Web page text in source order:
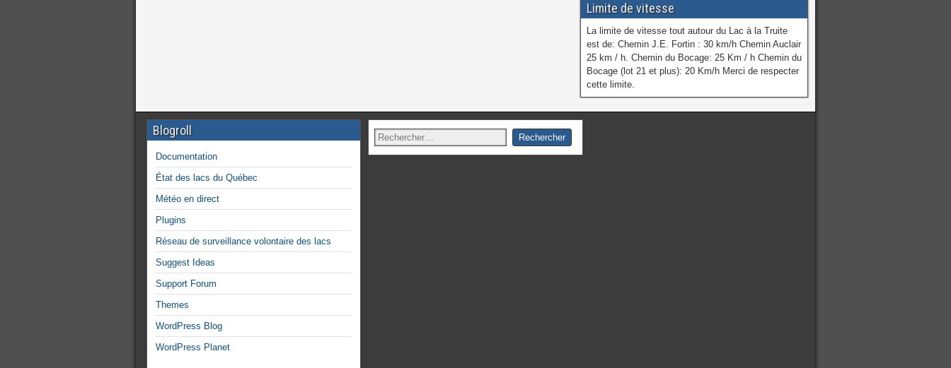
Limite de vitesse
La limite de vitesse tout autour du Lac à la Truite
est de: Chemin J.E. Fortin : 30 km/h Chemin Auclair
25 km / h. Chemin du Bocage: 25 Km / h Chemin du
Bocage (lot 21 et plus): 20 Km/h Merci de respecter
cette limite.
Blogroll
Documentation
État des lacs du Québec
Météo en direct
Plugins
Réseau de surveillance volontaire des lacs
Suggest Ideas
Support Forum
Themes
WordPress Blog
WordPress Planet